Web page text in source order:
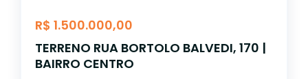
R$ 1.500.000,00
TERRENO RUA BORTOLO BALVEDI, 170 |
BAIRRO CENTRO